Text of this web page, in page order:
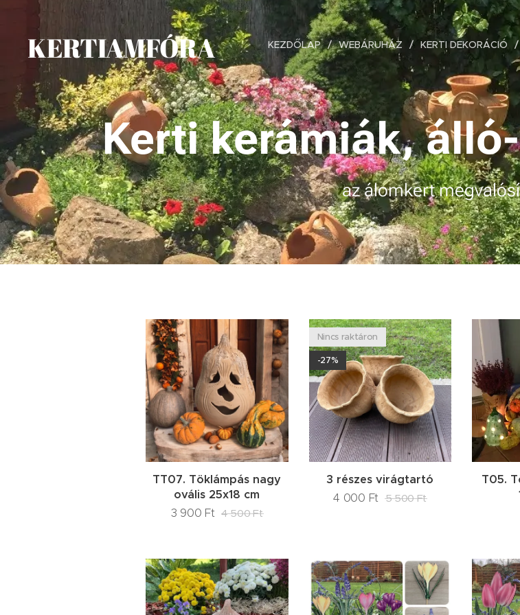
KERTIAMFÓRA KEZDŐLAP WEBÁRUHÁZ KERTI DEKORÁCIÓ
Kerti kerámiák,
az álomkert
TT07. Töklámpás nagy
ovális 25x18 cm
3 900 Ft 4 500Ft
3 részes virágtartó
Nincs raktáron
-27%
4 000 Ft 5 500Ft
T05.